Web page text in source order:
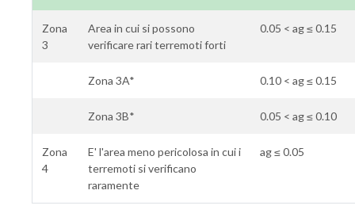
Zona
3
Area in cui si possono
verificare rari terremoti forti
0.05 < ag ≤ 0.15
Zona 3A* 0.10 < ag ≤ 0.15
Zona 3B* 0.05 < ag ≤ 0.10
Zona
4
E' l'area meno pericolosa in cui i
terremoti si verificano
raramente
ag ≤ 0.05